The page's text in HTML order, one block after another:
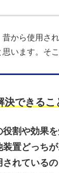
から使用さ
います。そ
できるこ
割や効果を
置どっちが
れているの